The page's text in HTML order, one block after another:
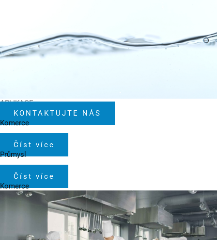
APLIKACE
KONTAKTUJTE NÁS
Komerce
Číst více
Průmysl
Číst více
Komerce